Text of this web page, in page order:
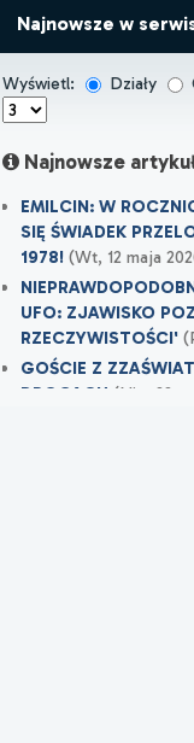
Najnowsze w
Wyświetl: Działy
Najnowsze
EMILCIN: W
SIĘ ŚWIADEK
1978!(Wt, 12 maja
UFO: ZJAWISKO
RZECZYWISTOŚCI'
GOŚCIE Z
DROGACH (Nie, 22